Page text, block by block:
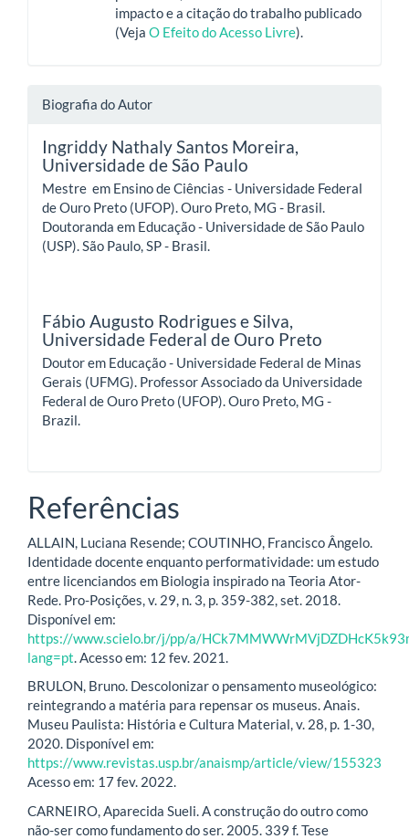
impacto e a citação do trabalho publicado
(Veja O Efeito do Acesso Livre).
Biografia do Autor
Ingriddy Nathaly Santos Moreira,
Universidade de São Paulo
Mestre em Ensino de Ciências - Universidade Federal
de Ouro Preto (UFOP). Ouro Preto, MG - Brasil.
Doutoranda em Educação - Universidade de São Paulo
(USP). São Paulo, SP - Brasil.
Fábio Augusto Rodrigues e Silva,
Universidade Federal de Ouro Preto
Doutor em Educação - Universidade Federal de Minas
Gerais (UFMG). Professor Associado da Universidade
Federal de Ouro Preto (UFOP). Ouro Preto, MG -
Brazil.
Referências
ALLAIN, Luciana Resende; COUTINHO, Francisco Ângelo.
Identidade docente enquanto performatividade: um estudo
entre licenciandos em Biologia inspirado na Teoria Ator-
Rede. Pro-Posições, v. 29, n. 3, p. 359-382, set. 2018.
Disponível em:
https://www.scielo.br/j/pp/a/
lang=pt. Acesso em: 12 fev. 2021.
BRULON, Bruno. Descolonizar o pensamento museológico:
reintegrando a matéria para repensar os museus. Anais.
Museu Paulista: História e Cultura Material, v. 28, p. 1-30,
2020. Disponível em:
https://www.revistas.usp.br/anaismp/article/view/155323
Acesso em: 17 fev. 2022.
CARNEIRO, Aparecida Sueli. A construção do outro como
não-ser como fundamento do ser. 2005. 339 f. Tese